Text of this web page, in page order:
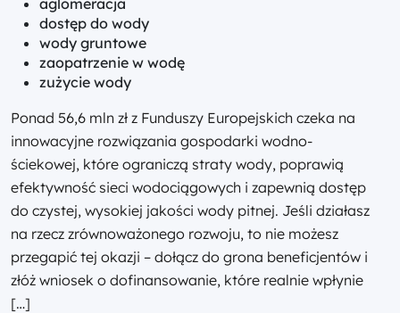
aglomeracja
dostęp do wody
wody gruntowe
zaopatrzenie w wodę
zużycie wody
Ponad 56,6 mln zł z Funduszy Europejskich czeka na
innowacyjne rozwiązania gospodarki wodno-
ściekowej, które ograniczą straty wody, poprawią
efektywność sieci wodociągowych i zapewnią dostęp
do czystej, wysokiej jakości wody pitnej. Jeśli działasz
na rzecz zrównoważonego rozwoju, to nie możesz
przegapić tej okazji – dołącz do grona beneficjentów i
złóż wniosek o dofinansowanie, które realnie wpłynie
[…]